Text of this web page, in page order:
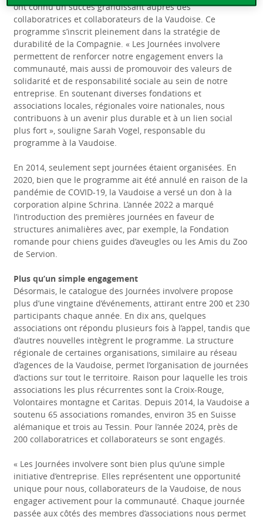
ont connu un succès grandissant auprès des
collaboratrices et collaborateurs de la Vaudoise. Ce
programme s’inscrit pleinement dans la stratégie de
durabilité de la Compagnie. « Les Journées involvere
permettent de renforcer notre engagement envers la
communauté, mais aussi de promouvoir des valeurs de
solidarité et de responsabilité sociale au sein de notre
entreprise. En soutenant diverses fondations et
associations locales, régionales voire nationales, nous
contribuons à un avenir plus durable et à un lien social
plus fort », souligne Sarah Vogel, responsable du
programme à la Vaudoise.
En 2014, seulement sept journées étaient organisées. En
2020, bien que le programme ait été annulé en raison de la
pandémie de COVID-19, la Vaudoise a versé un don à la
corporation alpine Schrina. L’année 2022 a marqué
l’introduction des premières journées en faveur de
structures animalières avec, par exemple, la Fondation
romande pour chiens guides d’aveugles ou les Amis du Zoo
de Servion.
Plus qu’un simple engagement
Désormais, le catalogue des Journées involvere propose
plus d’une vingtaine d’événements, attirant entre 200 et 230
participants chaque année. En dix ans, quelques
associations ont répondu plusieurs fois à l’appel, tandis que
d’autres nouvelles intègrent le programme. La structure
régionale de certaines organisations, similaire au réseau
d’agences de la Vaudoise, permet l’organisation de journées
d’actions sur tout le territoire. Raison pour laquelle les trois
associations les plus récurrentes sont la Croix-Rouge,
Volontaires montagne et Caritas. Depuis 2014, la Vaudoise a
soutenu 65 associations romandes, environ 35 en Suisse
alémanique et trois au Tessin. Pour l’année 2024, près de
200 collaboratrices et collaborateurs se sont engagés.
« Les Journées involvere sont bien plus qu’une simple
initiative d’entreprise. Elles représentent une opportunité
unique pour nous, collaborateurs de la Vaudoise, de nous
engager activement pour la communauté. Chaque journée
passée aux côtés des membres d’associations nous permet